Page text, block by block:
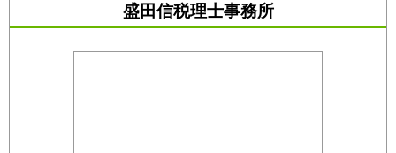
盛田信税理士事務所